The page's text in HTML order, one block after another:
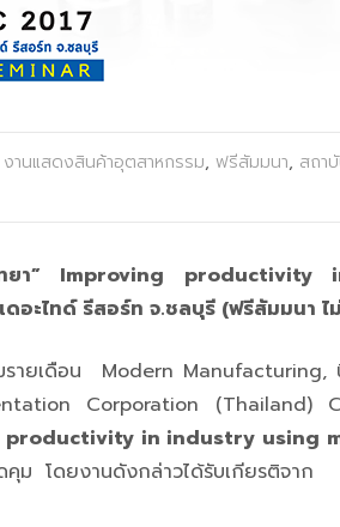
งานแสดงสินค้าอุตสาหกรรม, ฟรีสัมมนา, สถา
วิทยา” Improving
ดอะไทด์ รีสอร์ท จ.ชลบุรี (ฟรีสัมมนา ไ
ายเดือน Modern Manufacturing,
Corporation (Thailand)
productivity in industry using
ดคุม โดยงานดังกล่าวได้รับเกียรติจ